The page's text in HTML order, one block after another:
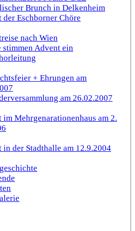
Brunch in Delkenheim
der Eschborner Chöre
nach Wien
stimmen Advent ein
+ Ehrungen am
am 26.02.2007
im Mehrgenarationenhaus am 2.
in der Stadthalle am 12.9.2004